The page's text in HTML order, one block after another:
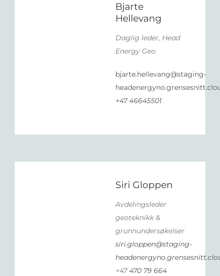
Bjarte
Hellevang
Daglig leder, Head
Energy Geo
bjarte.hellevang@staging-
+47 46645501
Siri Gloppen
Avdelingsleder
geoteknikk &
grunnundersøkelser
siri.gloppen@staging-
+47470 79 664